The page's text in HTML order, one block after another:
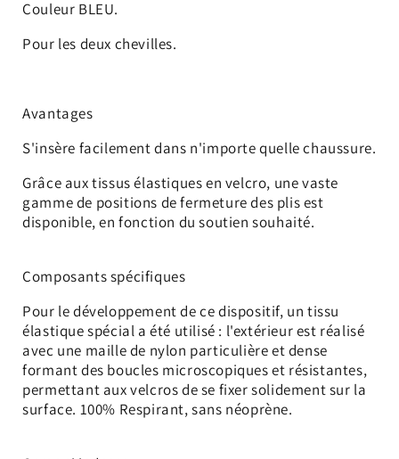
Couleur BLEU.
Pour les deux chevilles.
Avantages
S'insère facilement dans n'importe quelle chaussure.
Grâce aux tissus élastiques en velcro, une vaste
gamme de positions de fermeture des plis est
disponible, en fonction du soutien souhaité.
Composants spécifiques
Pour le développement de ce dispositif, un tissu
élastique spécial a été utilisé : l'extérieur est réalisé
avec une maille de nylon particulière et dense
formant des boucles microscopiques et résistantes,
permettant aux velcros de se fixer solidement sur la
surface. 100% Respirant, sans néoprène.